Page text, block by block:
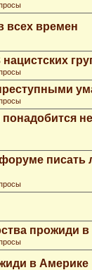
всех времен
прожиди
в Америке